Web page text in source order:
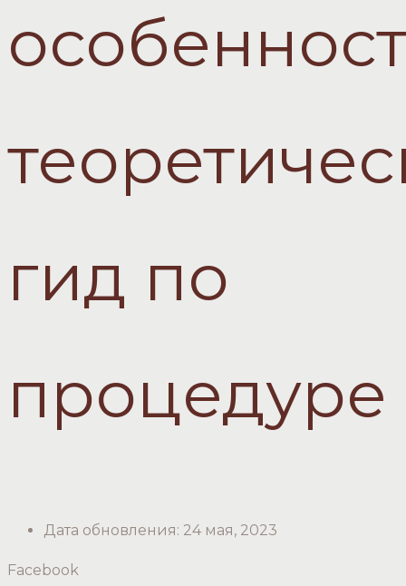
гид по
процедуре
Дата обновления: 24 мая, 2023
Facebook